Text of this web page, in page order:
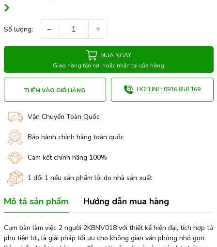
Số lượng: − +
MUA NGAY
Giao hàng tận nơi hoặc nhận tại cửa hàng
THÊM VÀO GIỎ HÀNG HOTLINE: 0916 858 169
Vận Chuyển Toàn Quốc
Bảo hành chính hãng toàn quốc
Cam kết chính hãng 100%
1 đổi 1 nếu sản phẩm lỗi do nhà sản xuất
Mô tả sản phẩm Hướng dẫn mua hàng
Cụm bàn làm việc 2 người 2KBNV018 với thiết kế hiện đại, tích hợp tủ
phụ tiện lợi, là giải pháp tối ưu cho không gian văn phòng nhỏ gọn.